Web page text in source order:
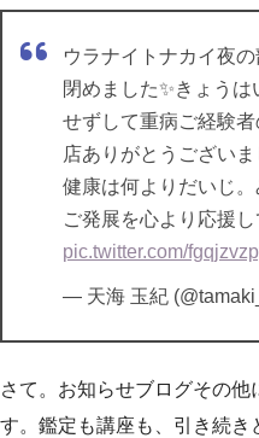
ウラナイトナカイ夜
閉めました✨きょう
せずして重病ご経験
店ありがとうござい
健康は何よりだいじ
ご発展を心より応援
pic.twitter.com/
— 天海 玉紀
さて。お知らせブログその
す。鑑定も講座も、引き続き